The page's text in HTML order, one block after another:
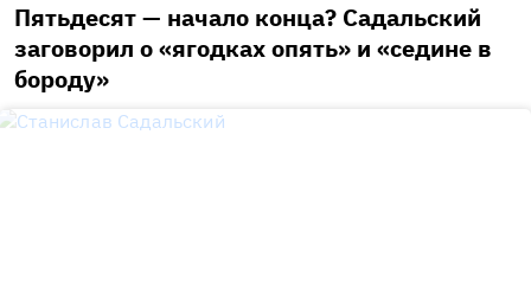
Пятьдесят — начало конца? Садальский
заговорил о «ягодках опять» и «седине в
бороду»